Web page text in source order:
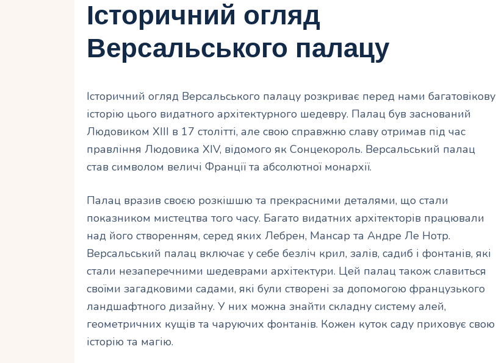
Історичний огляд
Версальського палацу
Історичний огляд Версальського палацу розкриває перед нами багатовікову
історію цього видатного архітектурного шедевру. Палац був заснований
Людовиком XIII в 17 столітті, але свою справжню славу отримав під час
правління Людовика XIV, відомого як Сонцекороль. Версальський палац
став символом величі Франції та абсолютної монархії.
Палац вразив своєю розкішшю та прекрасними деталями, що стали
показником мистецтва того часу. Багато видатних архітекторів працювали
над його створенням, серед яких Лебрен, Мансар та Андре Ле Нотр.
Версальський палац включає у себе безліч крил, залів, садиб і фонтанів, які
стали незаперечними шедеврами архітектури. Цей палац також славиться
своїми загадковими садами, які були створені за допомогою французького
ландшафтного дизайну. У них можна знайти складну систему алей,
геометричних кущів та чаруючих фонтанів. Кожен куток саду приховує свою
історію та магію.